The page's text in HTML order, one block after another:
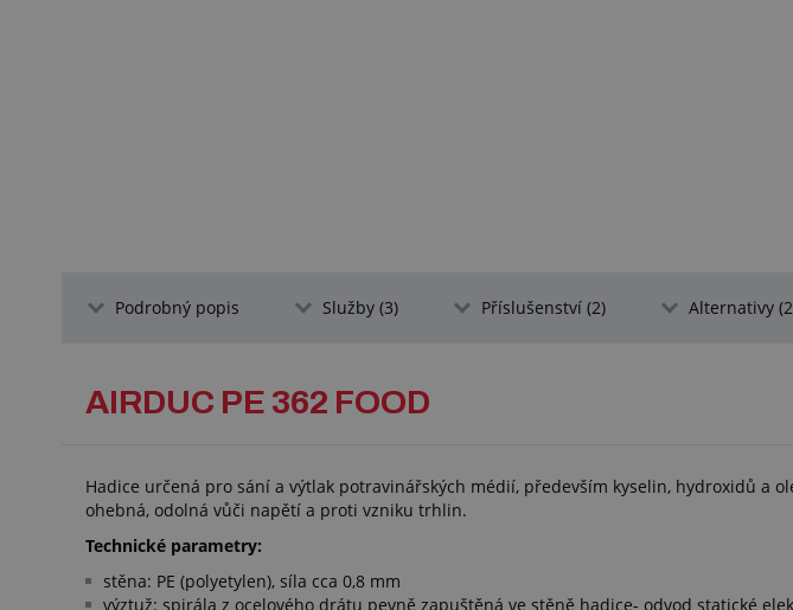
Podrobný popis Služby (3) Příslušenství (2) Alternativy
AIRDUC PE 362 FOOD
Hadice určená pro sání a výtlak potravinářských médií, především kyselin, hydroxidů a
ohebná, odolná vůči napětí a proti vzniku trhlin.
Technické parametry:
stěna: PE (polyetylen), síla cca 0,8 mm
výztuž: spirála z ocelového drátu pevně zapuštěná ve stěně hadice- odvod statické